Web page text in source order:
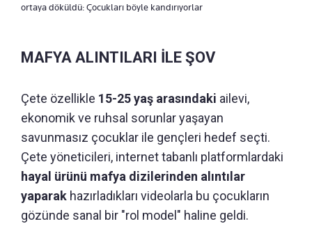
ortaya döküldü: Çocukları böyle kandırıyorlar
MAFYA ALINTILARI İLE ŞOV
Çete özellikle 15-25 yaş arasındaki ailevi,
ekonomik ve ruhsal sorunlar yaşayan
savunmasız çocuklar ile gençleri hedef seçti.
Çete yöneticileri, internet tabanlı platformlardaki
hayal ürünü mafya dizilerinden alıntılar
yaparak hazırladıkları videolarla bu çocukların
gözünde sanal bir "rol model" haline geldi.